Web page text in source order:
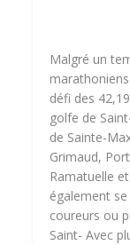
Malgré un
défi des
golfe de
de Sainte-
Grimaud,
Ramatuelle
également
coureurs ou
Saint- Avec